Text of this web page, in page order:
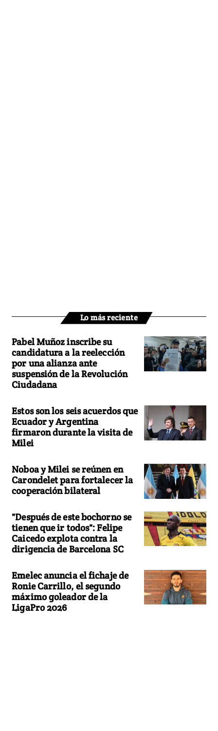
Lo más reciente
Pabel Muñoz inscribe su
candidatura a la reelección
por una alianza ante
suspensión de la Revolución
Ciudadana
Estos son los seis acuerdos que
Ecuador y Argentina
firmaron durante la visita de
Milei
Noboa y Milei se reúnen en
Carondelet para fortalecer la
cooperación bilateral
"Después de este bochorno se
tienen que ir todos": Felipe
Caicedo explota contra la
dirigencia de Barcelona SC
Emelec anuncia el fichaje de
Ronie Carrillo, el segundo
máximo goleador de la
LigaPro 2026